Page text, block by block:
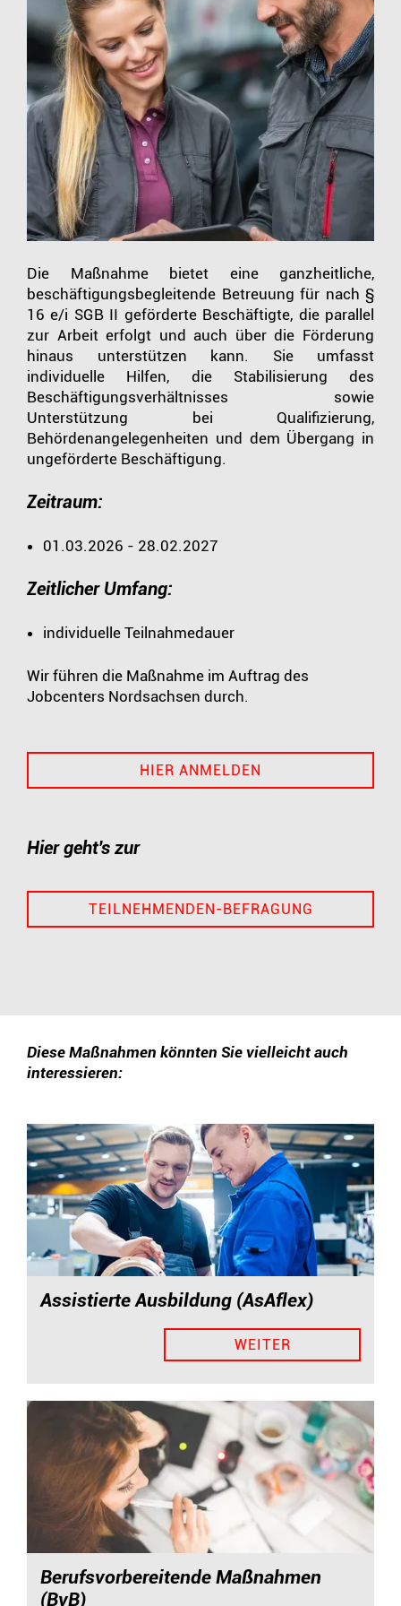
Die Maßnahme bietet eine ganzheitliche,
beschäftigungsbegleitende Betreuung für nach §
16 e/i SGB II geförderte Beschäftigte, die parallel
zur Arbeit erfolgt und auch über die Förderung
hinaus unterstützen kann. Sie umfasst
individuelle Hilfen, die Stabilisierung des
Beschäftigungsverhältnisses sowie
Unterstützung bei Qualifizierung,
Behördenangelegenheiten und dem Übergang in
ungeförderte Beschäftigung.
Zeitraum:
01.03.2026 - 28.02.2027
Zeitlicher Umfang:
individuelle Teilnahmedauer
Wir führen die Maßnahme im Auftrag des
Jobcenters Nordsachsen durch.
HIER ANMELDEN
Hier geht's zur
TEILNEHMENDEN-BEFRAGUNG
Diese Maßnahmen könnten Sie vielleicht auch
interessieren:
Assistierte Ausbildung (AsAflex)
WEITER
Berufsvorbereitende Maßnahmen
(BvB)